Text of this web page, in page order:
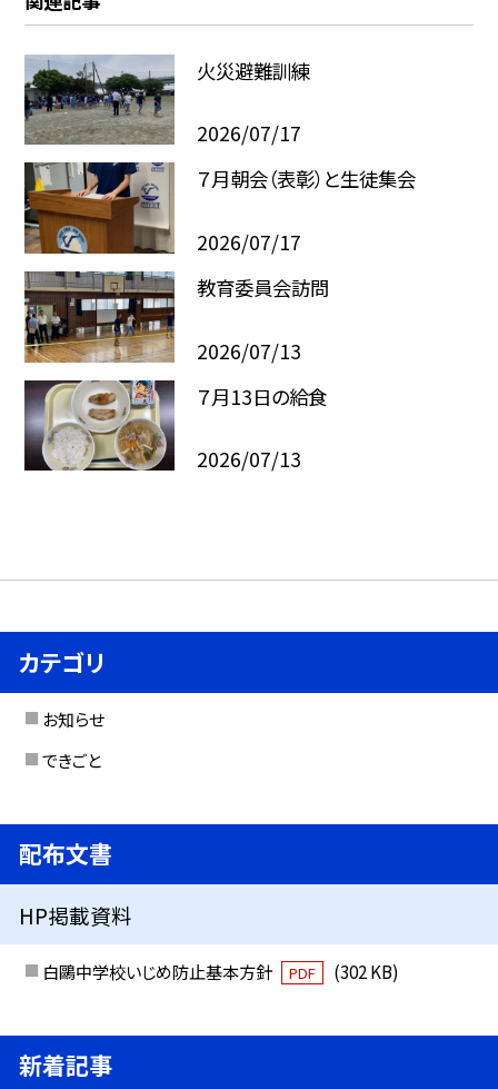
火災避難訓練
2026/07/17
７月朝会（表彰）と生徒集会
2026/07/17
教育委員会訪問
2026/07/13
７月13日の給食
2026/07/13
カテゴリ
お知らせ
できごと
配布文書
HP掲載資料
白鷗中学校いじめ防止基本方針 PDF (302 KB)
新着記事